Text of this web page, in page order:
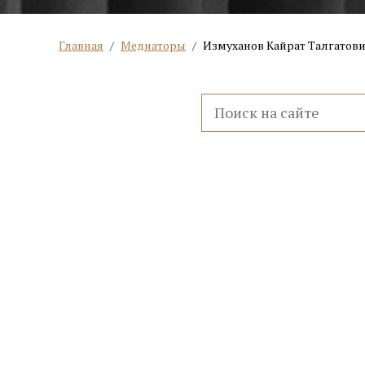
Главная / Медиаторы / Измуханов Кайрат